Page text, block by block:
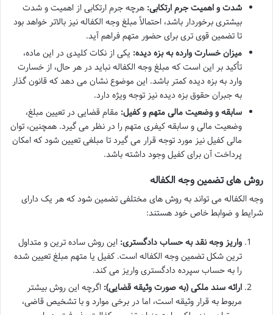
شدت و اهمیت جرم ارتکابی: هرچه جرم ارتکابی از اهمیت و شدت
بیشتری برخوردار باشد، احتمالاً مبلغ وجه الکفاله نیز بالاتر خواهد بود
تا تضمین قوی تری برای حضور متهم فراهم آید.
میزان خسارت وارده به بزه دیده: یکی از نکات کلیدی در این ماده،
تأکید بر این است که مبلغ وجه الکفاله نباید در هر حال، از خسارت
وارد به بزه دیده کمتر باشد. این موضوع نشان می دهد که قانون گذار
به جبران حقوق بزه دیده نیز توجه ویژه دارد.
سابقه و وضعیت مالی متهم و کفیل: مقام قضایی در تعیین مبلغ،
وضعیت مالی و سابقه کیفری متهم را در نظر می گیرد. همچنین، توان
مالی کفیل نیز مورد توجه قرار می گیرد تا مبلغی تعیین شود که امکان
پرداخت آن برای کفیل وجود داشته باشد.
روش های تضمین وجه الکفاله
وجه الکفاله می تواند به روش های مختلفی تضمین شود که هر یک دارای
شرایط و ضوابط خاص خود هستند:
واریز وجه نقد به حساب دادگستری: این روش ساده ترین و متداول
ترین شکل تضمین وجه الکفاله است. کفیل یا متهم مبلغ تعیین شده
را به حساب سپرده دادگستری واریز می کند.
ارائه سند ملکی (به صورت وثیقه قضایی): اگرچه این روش بیشتر
مربوط به قرار وثیقه است، اما در برخی موارد و با تشخیص قاضی،